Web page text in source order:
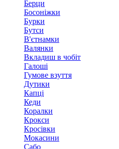
Берци
Босоніжки
Бурки
Бутси
В'єтнамки
Валянки
Вкладиш в чобіт
Галоші
Гумове взуття
Дутики
Капці
Кеди
Коралки
Крокси
Кросівки
Мокасини
Сабо